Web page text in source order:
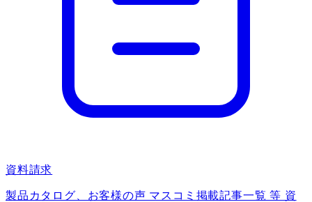
資料請求
製品カタログ、お客様の声 マスコミ掲載記事一覧 等 資